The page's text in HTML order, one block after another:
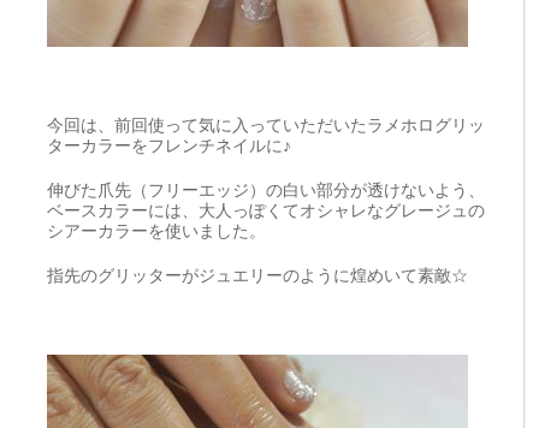
今回は、前回使って気に入っていただいたラメホログリッ
ターカラーをフレンチネイルに♪
伸びた爪先（フリーエッジ）の白い部分が透けないよう、
ベースカラーには、大人っぽくてオシャレなグレージュの
シアーカラーを使いました。
指先のグリッターがジュエリーのように煌めいて素敵☆